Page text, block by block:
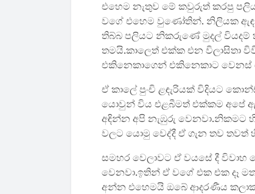
එහෙම නැතුව මේ කවුරුත් කරපු
වගේ එහෙම වුණෝතින්. නිලියක
තිබ්බ පලියට නිකරුණේ මුදල් වියදම්
තමයි.කාලෙත් එක්ක එන විලාසිතා
එකිනෙකාගෙන් එකිනෙකාට වෙනස්
ඒ කාලේ පුංචි ළඳැරියක් විදියට
යොවුන් විය එළබීමත් එක්කම අපේ
අඳින්න අපි නැඹුරු වෙනවා.නිකමට
වලට යොමු වෙද්දී ඒ ගැන තව තවත්
සමහර වෙලාවට ඒ වයසේ දී
වෙනවා.ඉතින් ඒ වගේ එක එක දෑ
අන්න එහෙමයි ඔබේ ආදරණීය